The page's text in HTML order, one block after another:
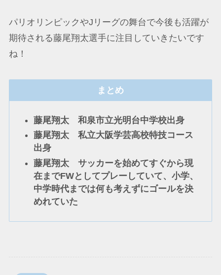
パリオリンピックやJリーグの舞台で今後も活躍が
期待される藤尾翔太選手に注目していきたいです
ね！
まとめ
藤尾翔太 和泉市立光明台中学校出身
藤尾翔太 私立大阪学芸高校特技コース
出身
藤尾翔太 サッカーを始めてすぐから現
在までFWとしてプレーしていて、小学、
中学時代までは何も考えずにゴールを決
めれていた